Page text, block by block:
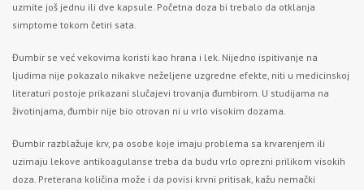
uzmite još jednu ili dve kapsule. Početna doza bi trebalo da otklanja
simptome tokom četiri sata.
Đumbir se već vekovima koristi kao hrana i lek. Nijedno ispitivanje na
ljudima nije pokazalo nikakve neželjene uzgredne efekte, niti u medicinskoj
literaturi postoje prikazani slučajevi trovanja đumbirom. U studijama na
životinjama, đumbir nije bio otrovan ni u vrlo visokim dozama.
Đumbir razblažuje krv, pa osobe koje imaju problema sa krvarenjem ili
uzimaju lekove antikoagulanse treba da budu vrlo oprezni prilikom visokih
doza. Preterana količina može i da povisi krvni pritisak, kažu nemački